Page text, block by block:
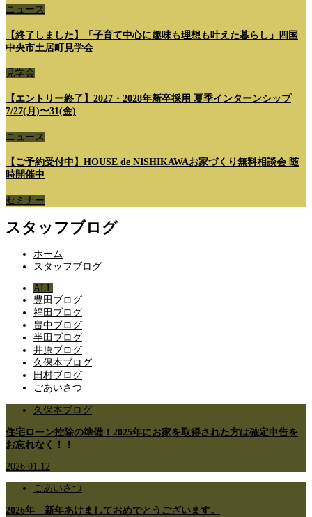
ニュース
【終了しました】「子育て中心に趣味も理想も叶えた暮らし」四国
中央市土居町見学会
見学会
【エントリー終了】2027・2028年新卒採用 夏季インターンシップ
7/27(月)〜31(金)
ニュース
【ご予約受付中】HOUSE de NISHIKAWAお家づくり無料相談会 随
時開催中
セミナー
スタッフブログ
ホーム
スタッフブログ
ALL
豊田ブログ
福田ブログ
畠中ブログ
半田ブログ
井原ブログ
久保本ブログ
田村ブログ
ごあいさつ
久保本ブログ
住宅ローン控除の準備！2025年にお家を取得された方は確定申告を
お忘れなく！！
2026.01.12
ごあいさつ
2026年 新年あけましておめでとうございます。